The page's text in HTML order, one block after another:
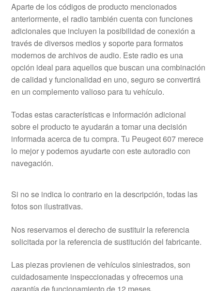
Aparte de los códigos de producto mencionados
anteriormente, el radio también cuenta con funciones
adicionales que incluyen la posibilidad de conexión a
través de diversos medios y soporte para formatos
modernos de archivos de audio. Este radio es una
opción ideal para aquellos que buscan una combinación
de calidad y funcionalidad en uno, seguro se convertirá
en un complemento valioso para tu vehículo.
Todas estas características e información adicional
sobre el producto te ayudarán a tomar una decisión
informada acerca de tu compra. Tu Peugeot 607 merece
lo mejor y podemos ayudarte con este autoradio con
navegación.
Si no se indica lo contrario en la descripción, todas las
fotos son ilustrativas.
Nos reservamos el derecho de sustituir la referencia
solicitada por la referencia de sustitución del fabricante.
Las piezas provienen de vehículos siniestrados, son
cuidadosamente inspeccionadas y ofrecemos una